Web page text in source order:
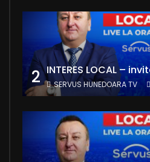
2 SERVUS HUNEDOARA TV